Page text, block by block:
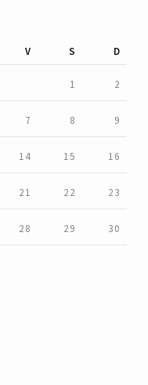
V S D
1 2
7 8 9
14 15 16
21 22 23
28 29 30